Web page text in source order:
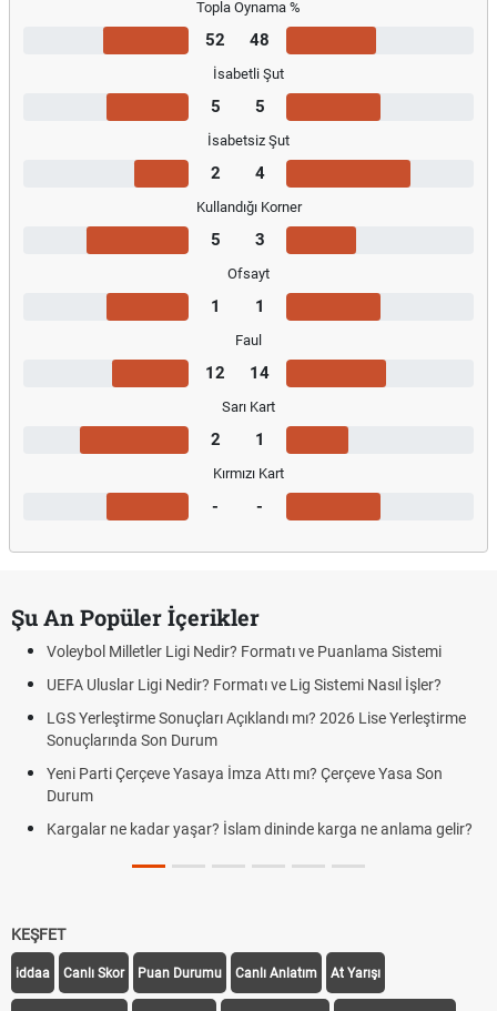
Topla Oynama %
52 48
İsabetli Şut
5 5
İsabetsiz Şut
2 4
Kullandığı Korner
5 3
Ofsayt
1 1
Faul
12 14
Sarı Kart
2 1
Kırmızı Kart
- -
Şu An Popüler İçerikler
Voleybol Milletler Ligi Nedir? Formatı ve Puanlama Sistemi
UEFA Uluslar Ligi Nedir? Formatı ve Lig Sistemi Nasıl İşler?
LGS Yerleştirme Sonuçları Açıklandı mı? 2026 Lise Yerleştirme
Sonuçlarında Son Durum
Yeni Parti Çerçeve Yasaya İmza Attı mı? Çerçeve Yasa Son
Durum
Kargalar ne kadar yaşar? İslam dininde karga ne anlama gelir?
KEŞFET
iddaa Canlı Skor Puan Durumu Canlı Anlatım At Yarışı